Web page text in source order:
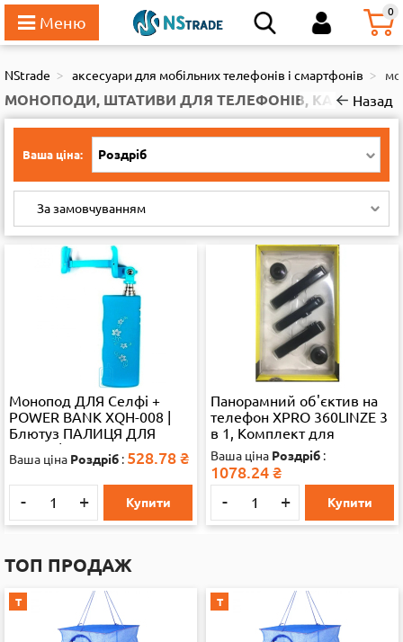
0
111
NStrade аксесуари для мобільних телефонів і смартфонів
МОНОПОДИ, ШТАТИВИ ДЛЯ ТЕЛЕФОНІВ, КАМЕР,Назад
Ваша ціна: Роздріб
За замовчуванням
Монопод ДЛЯ Селфі +
POWER BANK XQH-008 |
Блютуз ПАЛИЦЯ ДЛЯ
Селфи | ШТАТИВ
ВЕРТИКАЛЬНИЙ (35113)
28325
Ваша ціна Роздріб : 528.78 ₴
- + Купити
Панорамний об'єктив на
телефон XPRO 360LINZE 3
в 1, Комплект для
створення панорамного
відео 28325
Ваша ціна Роздріб :
1078.24 ₴
- + Купити
ТОП ПРОДАЖ
Т Т